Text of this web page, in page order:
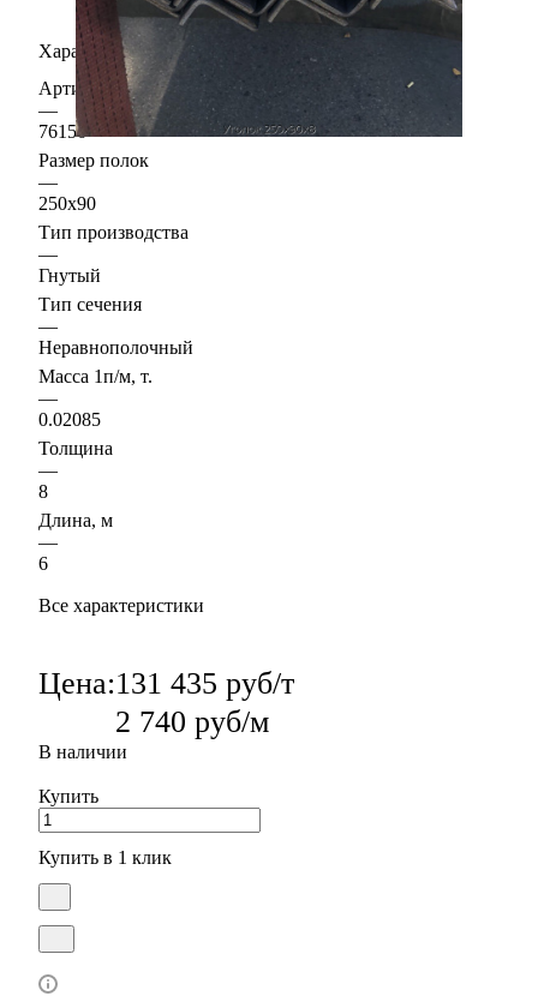
Характеристики
Артикул
—
76156
Размер полок
—
250х90
Тип производства
—
Гнутый
Тип сечения
—
Неравнополочный
Масса 1п/м, т.
—
0.02085
Толщина
—
8
Длина, м
—
6
Все характеристики
Цена:131 435 руб/т
2 740 руб/м
В наличии
Купить
Купить в 1 клик